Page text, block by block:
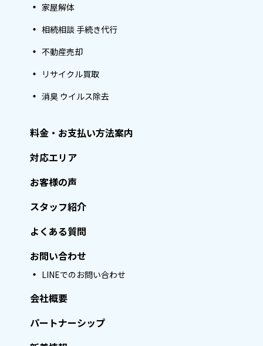
家屋解体
相続相談 手続き代行
不動産売却
リサイクル買取
消臭 ウイルス除去
料金・お支払い方法案内
対応エリア
お客様の声
スタッフ紹介
よくある質問
お問い合わせ
LINEでのお問い合わせ
会社概要
パートナーシップ